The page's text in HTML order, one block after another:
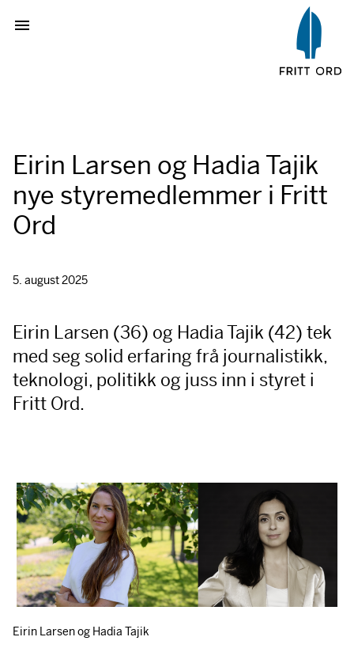
Eirin Larsen og Hadia Tajik
nye styremedlemmer i Fritt
Ord
5. august 2025
Eirin Larsen (36) og Hadia Tajik (42) tek
med seg solid erfaring frå journalistikk,
teknologi, politikk og juss inn i styret i
Fritt Ord.
Eirin Larsen og Hadia Tajik